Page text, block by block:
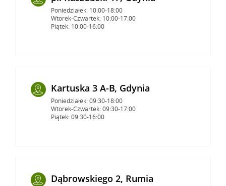
Poniedziałek: 10:00-18:00
Wtorek-Czwartek: 10:00-17:00
Piątek: 10:00-16:00
Kartuska 3 A-B, Gdynia
Poniedziałek: 09:30-18:00
Wtorek-Czwartek: 09:30-17:00
Piątek: 09:30-16:00
Dąbrowskiego 2, Rumia